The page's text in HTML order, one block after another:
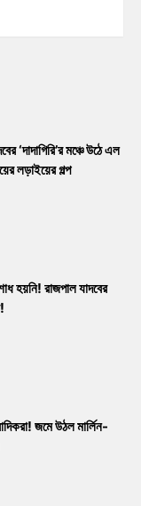
‘দাদাগিরি’র মঞ্চে উঠে এল
লড়াইয়ের গল্প
হয়নি! রাজপাল যাদবের
জমে উঠল মার্লিন-